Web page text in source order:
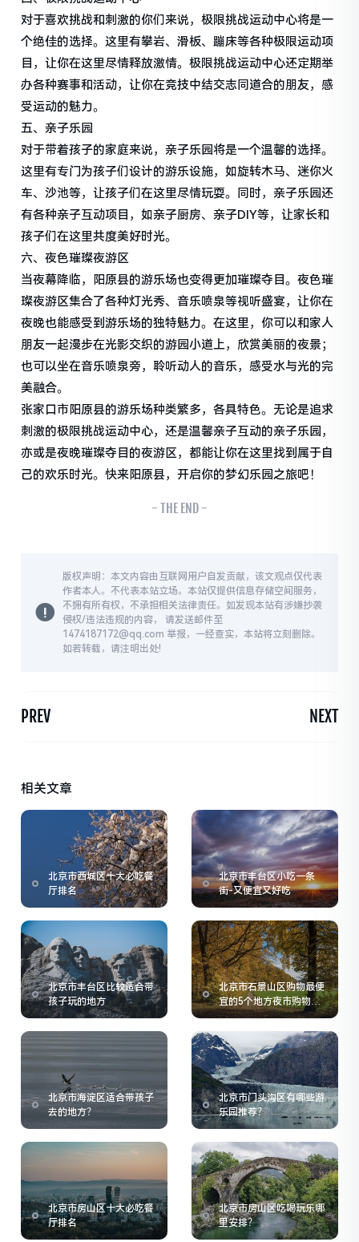
对于喜欢挑战和刺激的你们来说，极限挑战运动中心将是一
个绝佳的选择。这里有攀岩、滑板、蹦床等各种极限运动项
目，让你在这里尽情释放激情。极限挑战运动中心还定期举
办各种赛事和活动，让你在竞技中结交志同道合的朋友，感
受运动的魅力。
五、亲子乐园
对于带着孩子的家庭来说，亲子乐园将是一个温馨的选择。
这里有专门为孩子们设计的游乐设施，如旋转木马、迷你火
车、沙池等，让孩子们在这里尽情玩耍。同时，亲子乐园还
有各种亲子互动项目，如亲子厨房、亲子DIY等，让家长和
孩子们在这里共度美好时光。
六、夜色璀璨夜游区
当夜幕降临，阳原县的游乐场也变得更加璀璨夺目。夜色璀
璨夜游区集合了各种灯光秀、音乐喷泉等视听盛宴，让你在
夜晚也能感受到游乐场的独特魅力。在这里，你可以和家人
朋友一起漫步在光影交织的游园小道上，欣赏美丽的夜景；
也可以坐在音乐喷泉旁，聆听动人的音乐，感受水与光的完
美融合。
张家口市阳原县的游乐场种类繁多，各具特色。无论是追求
刺激的极限挑战运动中心，还是温馨亲子互动的亲子乐园，
亦或是夜晚璀璨夺目的夜游区，都能让你在这里找到属于自
己的欢乐时光。快来阳原县，开启你的梦幻乐园之旅吧！
- THE END -
版权声明：本文内容由互联网用户自发贡献，该文观点仅代表
作者本人。不代表本站立场。本站仅提供信息存储空间服务，
不拥有所有权，不承担相关法律责任。如发现本站有涉嫌抄袭
侵权/违法违规的内容， 请发送邮件至
1474187172@qq.com 举报，一经查实，本站将立刻删除。
如若转载，请注明出处!
PREV NEXT
相关文章
北京市西城区十大必吃餐
厅排名
北京市丰台区小吃一条
街-又便宜又好吃
北京市丰台区比较适合带
孩子玩的地方
北京市石景山区购物最便
宜的5个地方夜市购物指
南
北京市海淀区适合带孩子
去的地方？
北京市门头沟区有哪些游
乐园推荐？
北京市房山区十大必吃餐
厅排名
北京市房山区吃喝玩乐哪
里安排？